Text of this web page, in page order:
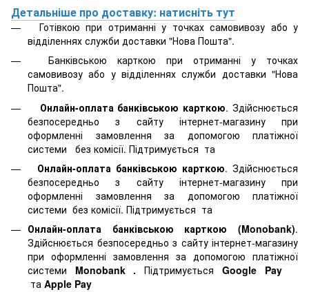
Детальніше про доставку: натисніть тут
Готівкою при отриманні у точках самовивозу або у
відділеннях служби доставки "Нова Пошта".
Банківською карткою при отриманні у точках
самовивозу або у відділеннях служби доставки "Нова
Пошта".
Онлайн-оплата банківською карткою. Здійснюється
безпосередньо з сайту інтернет-магазину при
оформленні замовлення за допомогою платіжної
системи
без комісії. Підтримується та
Онлайн-оплата банківською карткою. Здійснюється
безпосередньо з сайту інтернет-магазину при
оформленні замовлення за допомогою платіжної
системи без комісії. Підтримується та
Онлайн-оплата банківською карткою (Monobank).
Здійснюється безпосередньо з сайту інтернет-магазину
при оформленні замовлення за допомогою платіжної
системи Monobank .Підтримується Google Pay
та Apple Pay